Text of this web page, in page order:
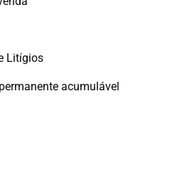
Litígios
acumulável